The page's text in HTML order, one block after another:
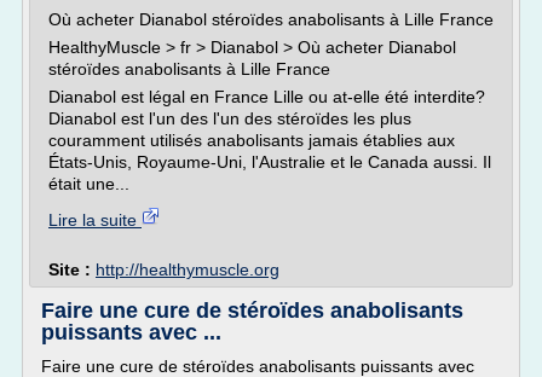
Où acheter Dianabol stéroïdes anabolisants à Lille France
HealthyMuscle > fr > Dianabol > Où acheter Dianabol
stéroïdes anabolisants à Lille France
Dianabol est légal en France Lille ou at-elle été interdite?
Dianabol est l'un des l'un des stéroïdes les plus
couramment utilisés anabolisants jamais établies aux
États-Unis, Royaume-Uni, l'Australie et le Canada aussi. Il
était une...
Lire la suite
Site : http://healthymuscle.org
Faire une cure de stéroïdes anabolisants
puissants avec ...
Faire une cure de stéroïdes anabolisants puissants avec